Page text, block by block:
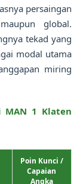
persaingan
global.
tekad yang
modal utama
miring
MAN 1 Klaten
Poin Kunci /
Capaian
Angka